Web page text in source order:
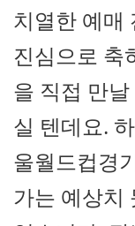
치열한 예매
진심으로 축
을 직접 만
실 텐데요.
울월드컵경
가는 예상치